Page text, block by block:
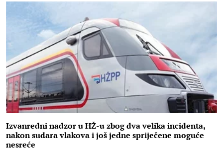
Izvanredni nadzor u HŽ-u zbog dva velika incidenta,
nakon sudara vlakova i još jedne spriječene moguće
nesreće